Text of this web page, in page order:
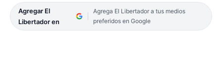
Agregar El
Libertador en
Agrega El Libertador a tus medios
preferidos en Google